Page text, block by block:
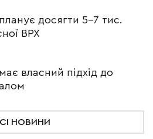
досягти 5-7 тис.
ВРХ
власний підхід до
НОВИНИ